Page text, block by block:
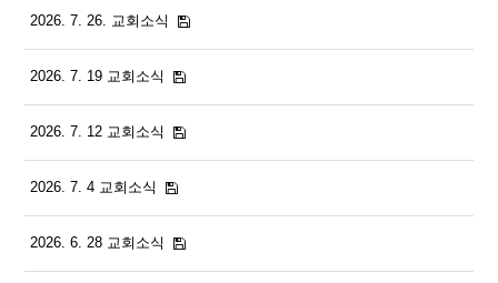
2026. 7. 26. 교회소식
2026. 7. 19 교회소식
2026. 7. 12 교회소식
2026. 7. 4 교회소식
2026. 6. 28 교회소식